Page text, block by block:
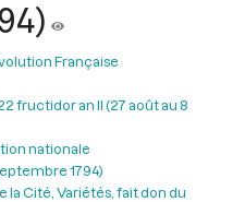
Française
fructidor an II (27 août au 8
nationale
1794)
la Cité, Variétés, fait don du